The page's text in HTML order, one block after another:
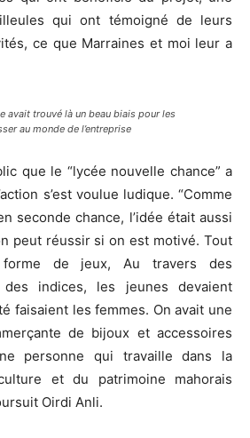
qui ont témoigné de leurs
ce que Marraines et moi leur a
avait trouvé là un beau biais pour les
au monde de l’entreprise
que le “lycée nouvelle chance” a
s’est voulue ludique. “Comme
seconde chance, l’idée était aussi
peut réussir si on est motivé. Tout
forme de jeux, Au travers des
des indices, les jeunes devaient
faisaient les femmes. On avait une
de bijoux et accessoires
personne qui travaille dans la
et du patrimoine mahorais
Oirdi Anli.